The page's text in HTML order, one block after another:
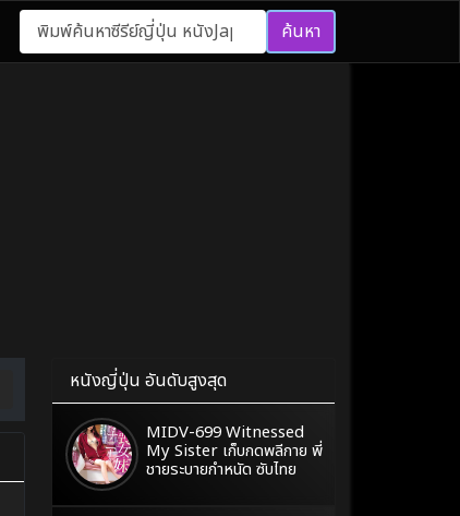
ค้นหา
หนังญี่ปุ่น อันดับสูงสุด
MIDV-699 Witnessed
My Sister เก็บกดพลีกาย พี่
ชายระบายกำหนัด ซับไทย